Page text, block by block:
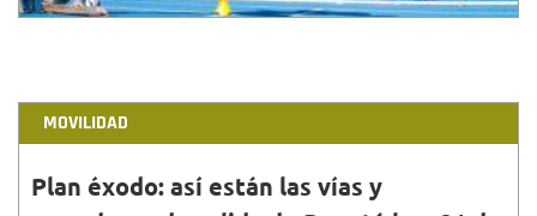
MOVILIDAD
Plan éxodo: así están las vías y